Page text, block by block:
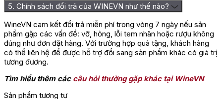
5. Chính sách đổi trả của WINEVN như thế nào?
WineVN cam kết đổi trả miễn phí trong vòng 7 ngày nếu sản
phẩm gặp các vấn đề: vỡ, hỏng, lỗi tem nhãn hoặc rượu không
đúng như đơn đặt hàng. Với trường hợp quà tặng, khách hàng
có thể liên hệ để được hỗ trợ đổi sang sản phẩm khác có giá trị
tương đương.
Tìm hiểu thêm các câu hỏi thường gặp khác tại WineVN
Sản phẩm tương tự